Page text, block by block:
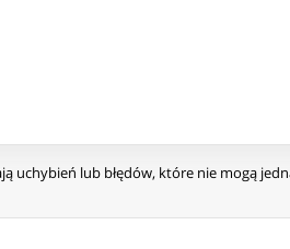
uchybień lub błędów, które nie mogą